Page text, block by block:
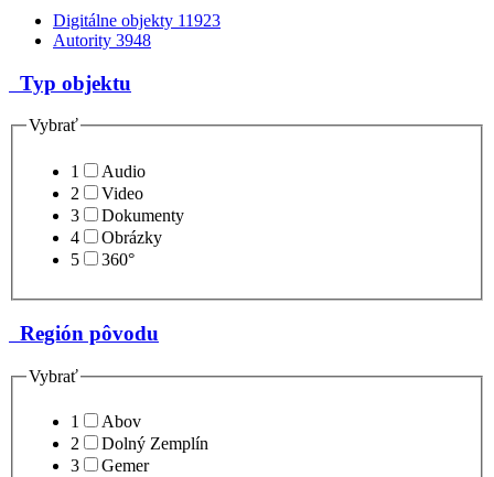
Digitálne objekty 11923
Autority 3948
Typ objektu
Vybrať
1
Audio
2
Video
3
Dokumenty
4
Obrázky
5
360°
Región pôvodu
Vybrať
1
Abov
2
Dolný Zemplín
3
Gemer